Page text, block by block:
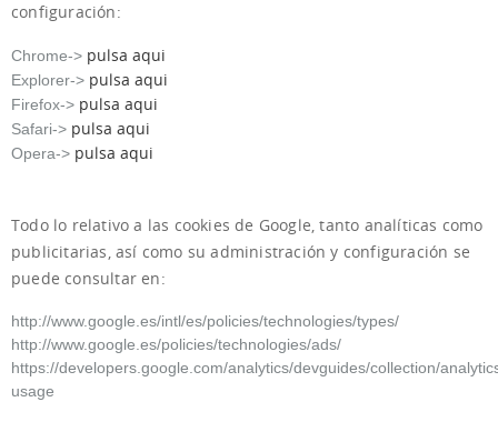
configuración:
Chrome-> pulsa aqui
Explorer-> pulsa aqui
Firefox-> pulsa aqui
Safari-> pulsa aqui
Opera-> pulsa aqui
Todo lo relativo a las cookies de Google, tanto analíticas como
publicitarias, así como su administración y configuración se
puede consultar en:
http://www.google.es/intl/es/policies/technologies/types/
http://www.google.es/policies/technologies/ads/
https://developers.google.com/analytics/devguides/collection/
usage